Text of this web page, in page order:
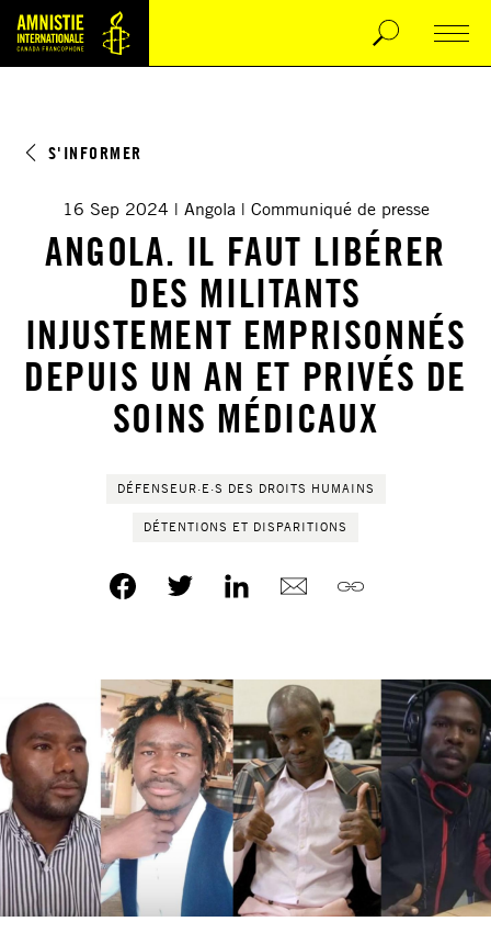
S'INFORMER
16 Sep 2024 Angola Communiqué de presse
ANGOLA. IL FAUT LIBÉRER
DES MILITANTS
INJUSTEMENT EMPRISONNÉS
DEPUIS UN AN ET PRIVÉS DE
SOINS MÉDICAUX
DÉFENSEUR·E·S DES DROITS HUMAINS
DÉTENTIONS ET DISPARITIONS